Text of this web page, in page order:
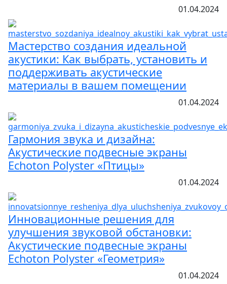
01.04.2024
Мастерство создания идеальной
акустики: Как выбрать, установить и
поддерживать акустические
материалы в вашем помещении
01.04.2024
Гармония звука и дизайна:
Акустические подвесные экраны
Echoton Polyster «Птицы»
01.04.2024
Инновационные решения для
улучшения звуковой обстановки:
Акустические подвесные экраны
Echoton Polyster «Геометрия»
01.04.2024